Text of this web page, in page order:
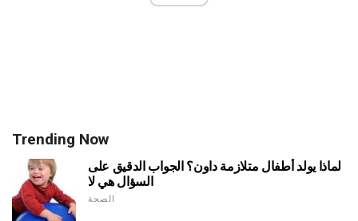
Trending Now
لماذا يولد أطفال متلازمة داون؟ الجواب الدقيق على
السؤال هي لا
الصحة